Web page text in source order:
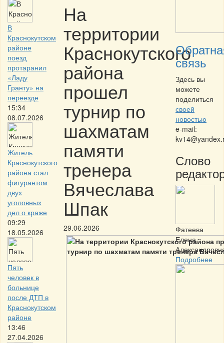
В
Краснокутском
районе
поезд
протаранил
«Ладу
Гранту» на
переезде
15:34
08.07.2026
Житель
Краснокутского
района стал
фигурантом
двух
уголовных
дел о краже
09:29
18.05.2026
Пять
человек в
больнице
после ДТП в
Краснокутском
районе
13:46
27.04.2026
На
территории
Краснокутского
района
прошел
турнир по
шахматам
памяти
тренера
Вячеслава
Шпак
29.06.2026
связь
Здесь вы
можете
поделиться
своей
новостью
e-mail:
Слово
Фатеева
Елена
Подробнее